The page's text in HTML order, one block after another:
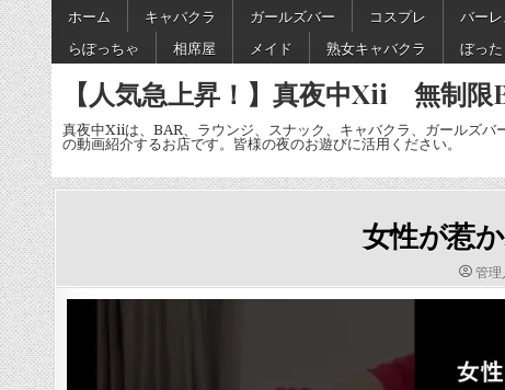
Skip
to
content
ホーム キャバクラ ガールズバー コスプレ バー
らぽっちゃ
相席屋 メイド 熟女キャバクラ ぼった
【人気急上昇！】真夜中Xii 無制限
真夜中Xiiは、BAR、ラウンジ、スナック、キャバクラ、ガールズバ
の動画紹介するお店です。皆様の夜のお遊びに活用ください。
女性が惹
管